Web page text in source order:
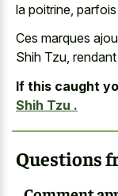
la poitrine,
Ces marques
Shih Tzu,
If this caught
Shih Tzu .
Questions